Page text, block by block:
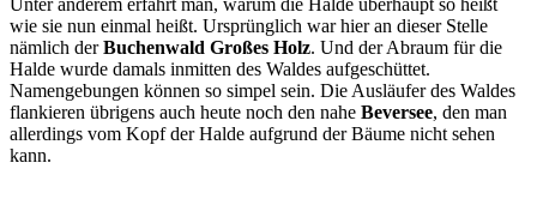
Unter anderem erfährt man, warum die Halde überhaupt so heißt
wie sie nun einmal heißt. Ursprünglich war hier an dieser Stelle
nämlich derBuchenwald Großes Holz. Und der Abraum für die
Halde wurde damals inmitten des Waldes aufgeschüttet.
Namengebungen können so simpel sein. Die Ausläufer des Waldes
flankieren übrigens auch heute noch den nahe Beversee, den man
allerdings vom Kopf der Halde aufgrund der Bäume nicht sehen
kann.